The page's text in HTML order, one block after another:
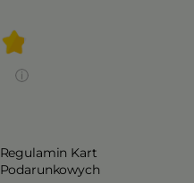
Regulamin Kart
Podarunkowych